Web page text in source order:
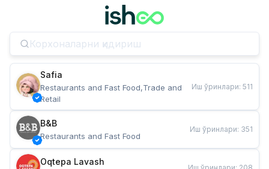
Safia
Restaurants and Fast Food,Trade and
Retail
Иш ўринлари: 511
B&B
Restaurants and Fast Food
Иш ўринлари: 351
Oqtepa Lavash